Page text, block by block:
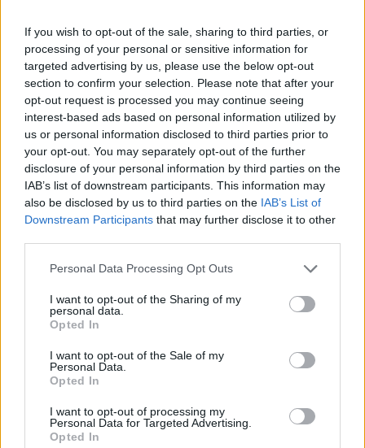
If you wish to opt-out of the sale, sharing to third parties, or
processing of your personal or sensitive information for
targeted advertising by us, please use the below opt-out
section to confirm your selection. Please note that after your
opt-out request is processed you may continue seeing
interest-based ads based on personal information utilized by
us or personal information disclosed to third parties prior to
your opt-out. You may separately opt-out of the further
disclosure of your personal information by third parties on the
IAB’s list of downstream participants. This information may
also be disclosed by us to third parties on the IAB’s List of
Downstream Participants that may further disclose it to other
Personal Data Processing Opt Outs
I want to opt-out of the Sharing of my
personal data.
Opted In
I want to opt-out of the Sale of my
Personal Data.
Opted In
I want to opt-out of processing my
Personal Data for Targeted Advertising.
Opted In
Classic Mantra
Riepilogo stagione
Titolare 27 - 71%
Entrato 0 - 0%
Squalificato 0 - 0%
Infortunato 0 - 0%
Inutilizzato 11 - 28%
Scarica riepilogo
Giornata